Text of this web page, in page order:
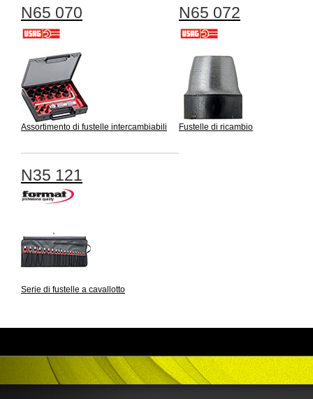
N65 070
Assortimento di fustelle intercambiabili
N65 072
Fustelle di ricambio
N35 121
Serie di fustelle a cavallotto